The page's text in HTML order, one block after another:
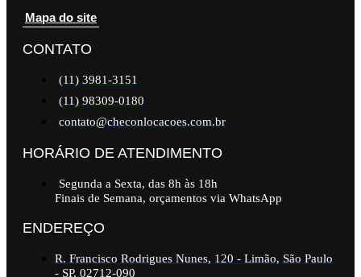
Mapa do site
CONTATO
(11) 3981-3151
(11) 98309-0180
contato@checonlocacoes.com.br
HORÁRIO DE ATENDIMENTO
Segunda a Sexta, das 8h às 18h
Finais de Semana, orçamentos via WhatsApp
ENDEREÇO
R. Francisco Rodrigues Nunes, 120 - Limão, São Paulo
- SP, 02712-090